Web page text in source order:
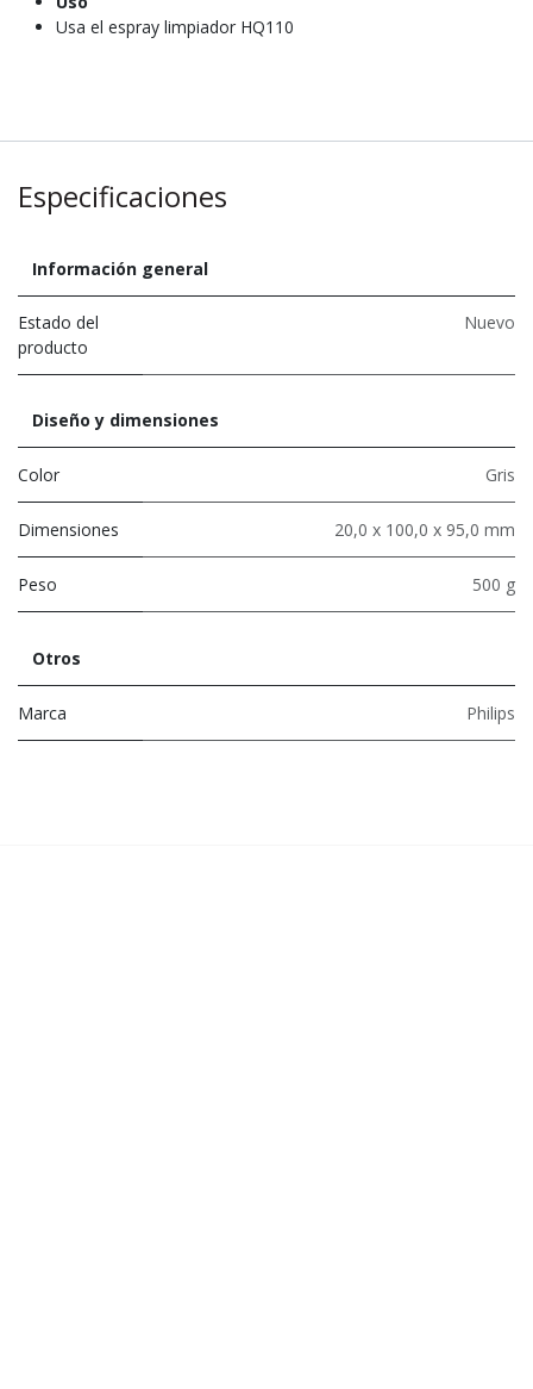
Usa el espray limpiador HQ110
Especificaciones
Información general
Estado del
producto
Nuevo
Diseño y dimensiones
Color Gris
Dimensiones 20,0 x 100,0 x 95,0 mm
Peso 500 g
Otros
Marca Philips